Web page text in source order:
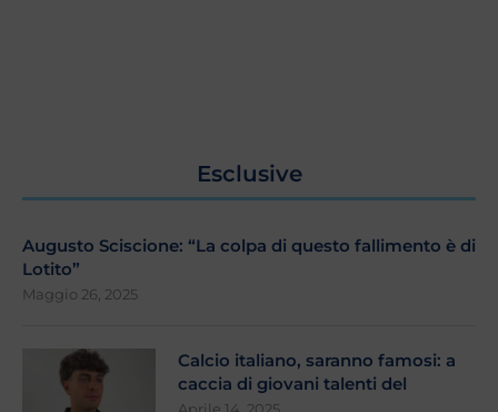
Esclusive
Augusto Sciscione: “La colpa di questo fallimento è di
Lotito”
Maggio 26, 2025
Calcio italiano, saranno famosi: a
caccia di giovani talenti del